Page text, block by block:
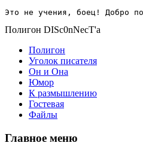
Это не учения, боец! Добро
Полигон DISc0nNecT'a
Полигон
Уголок писателя
Он и Она
Юмор
К размышлению
Гостевая
Файлы
Главное меню